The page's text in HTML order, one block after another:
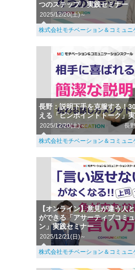
つのステップ」実践セミナー
2025/12/20(土)～
株式会社モチベーション＆コミュニ
長野：説明下手を克服する！
える「ピンポイントトーク」
2025/12/20(土)～ 長
株式会社モチベーション＆コミュニ
【オンライン】意見が違う人
ができる「アサーティブコミ
ン」実践セミナー
2025/12/21(日)～
株式会社モチベーション＆コミュニ